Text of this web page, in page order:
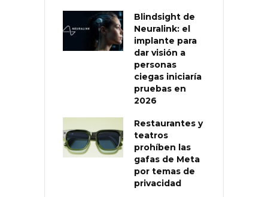
Blindsight de
Neuralink: el
implante para
dar visión a
personas
ciegas iniciaría
pruebas en
2026
Restaurantes y
teatros
prohíben las
gafas de Meta
por temas de
privacidad